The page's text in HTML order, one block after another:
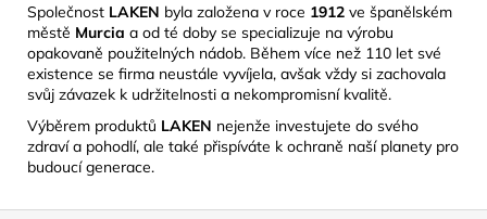
Společnost LAKEN byla založena v roce 1912 ve španělském
městě Murcia a od té doby se specializuje na výrobu
opakovaně použitelných nádob. Během více než 110 let své
existence se firma neustále vyvíjela, avšak vždy si zachovala
svůj závazek k udržitelnosti a nekompromisní kvalitě.
Výběrem produktů LAKEN nejenže investujete do svého
zdraví a pohodlí, ale také přispíváte k ochraně naší planety pro
budoucí generace.